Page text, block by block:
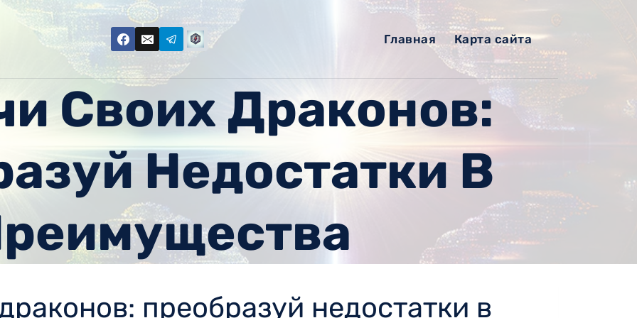
Главная Карта сайта
Своих Драконов:
Недостатки В
преобразуй недостатки в